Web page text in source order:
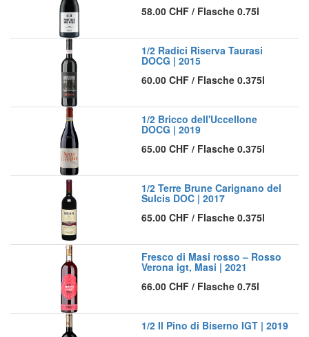
58.00 CHF / Flasche 0.75l
1/2 Radici Riserva Taurasi
DOCG | 2015
60.00 CHF / Flasche 0.375l
1/2 Bricco dell'Uccellone
DOCG | 2019
65.00 CHF / Flasche 0.375l
1/2 Terre Brune Carignano del
Sulcis DOC | 2017
65.00 CHF / Flasche 0.375l
Fresco di Masi rosso – Rosso
Verona igt, Masi | 2021
66.00 CHF / Flasche 0.75l
1/2 Il Pino di Biserno IGT | 2019